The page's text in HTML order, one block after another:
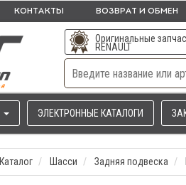
КОНТАКТЫ ВОЗВРАТ И ОБМЕН
Оригинальные
RENAULT
ЭЛЕКТРОННЫЕ КАТАЛОГИ
Каталог Шасси Задняя подвеска